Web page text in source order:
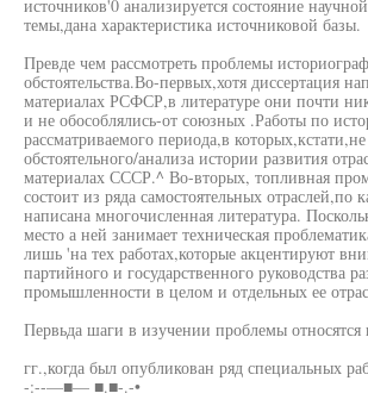
источников'0 анализируется состояние
темы,дана характеристика источниковой базы.
Превде чем рассмотреть проблемы
обстоятельства.Во-первых,хотя диссертация
материалах РСФСР,в литературе они почти
и не обособлялись-от союзных .Работы по
рассматриваемого периода,в
обстоятельного/анализа истории развития
материалах СССР.^ Во-вторых, топливная
состоит из ряда самостоятельных отраслей,по
написана многочисленная литература.
место а ней занимает техническая
лишь 'на тех работах,которые акцентируют
партийного и государственного руководства
промышленности в целом и отдельных ее
Первьда шаги в изучении проблемы относятся
гг.,когда был опубликован ряд специальных
-:--—■— ■.■-.-•